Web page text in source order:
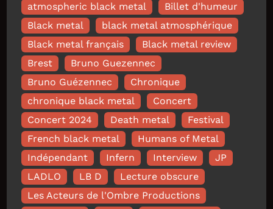
atmospheric black metal
Billet d'humeur
Black metal
black metal atmosphérique
Black metal français
Black metal review
Brest
Bruno Guezennec
Bruno Guézennec
Chronique
chronique black metal
Concert
Concert 2024
Death metal
Festival
French black metal
Humans of Metal
Indépendant
Infern Interview
JP
LADLO
LB D
Lecture obscure
Les Acteurs de l'Ombre Productions